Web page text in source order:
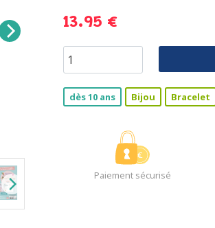
13.95 €
dès 10 ans Bijou Bracelet
Paiement sécurisé